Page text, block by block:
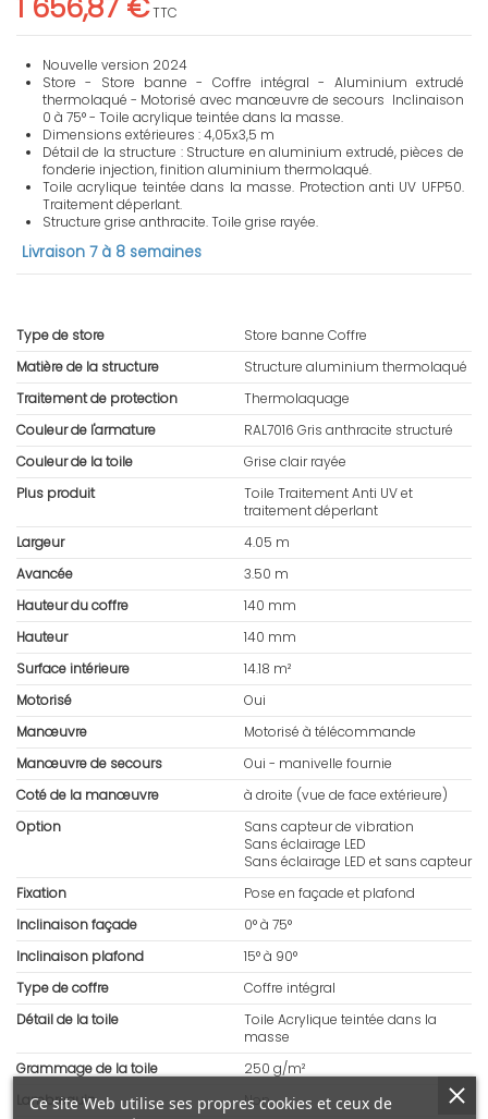
TTC
Nouvelle version 2024
Store - Store banne - Coffre intégral - Aluminium extrudé
thermolaqué - Motorisé avec manœuvre de secours Inclinaison
0 à 75° - Toile acrylique teintée dans la masse.
Dimensions extérieures : 4,05x3,5 m
Détail de la structure : Structure en aluminium extrudé, pièces de
fonderie injection, finition aluminium thermolaqué.
Toile acrylique teintée dans la masse. Protection anti UV UFP50.
Traitement déperlant.
Structure grise anthracite. Toile grise rayée.
Livraison 7 à 8 semaines
Type de store
Store banne Coffre
Matière de la structure
Structure aluminium thermolaqué
Traitement de protection
Thermolaquage
Couleur de l'armature
RAL7016 Gris anthracite structuré
Couleur de la toile
Grise clair rayée
Plus produit
Toile Traitement Anti UV et
traitement déperlant
Largeur
4.05 m
Avancée
3.50 m
Hauteur du coffre
140 mm
Hauteur
140 mm
Surface intérieure
14.18 m²
Motorisé
Oui
Manœuvre
Motorisé à télécommande
Manœuvre de secours
Oui - manivelle fournie
Coté de la manœuvre
à droite (vue de face extérieure)
Option
Sans capteur de vibration
Sans éclairage LED
Sans éclairage LED et sans capteur
Fixation
Pose en façade et plafond
Inclinaison façade
0° à 75°
Inclinaison plafond
15° à 90°
Type de coffre
Coffre intégral
Détail de la toile
Toile Acrylique teintée dans la
masse
Grammage de la toile
250 g/m²
Lambrequin
Non
Ce site Web utilise ses propres cookies et ceux de